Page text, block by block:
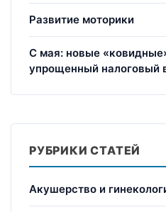
Развитие моторики
С мая: новые
упрощенный налоговый
РУБРИКИ СТАТЕЙ
Акушерство и